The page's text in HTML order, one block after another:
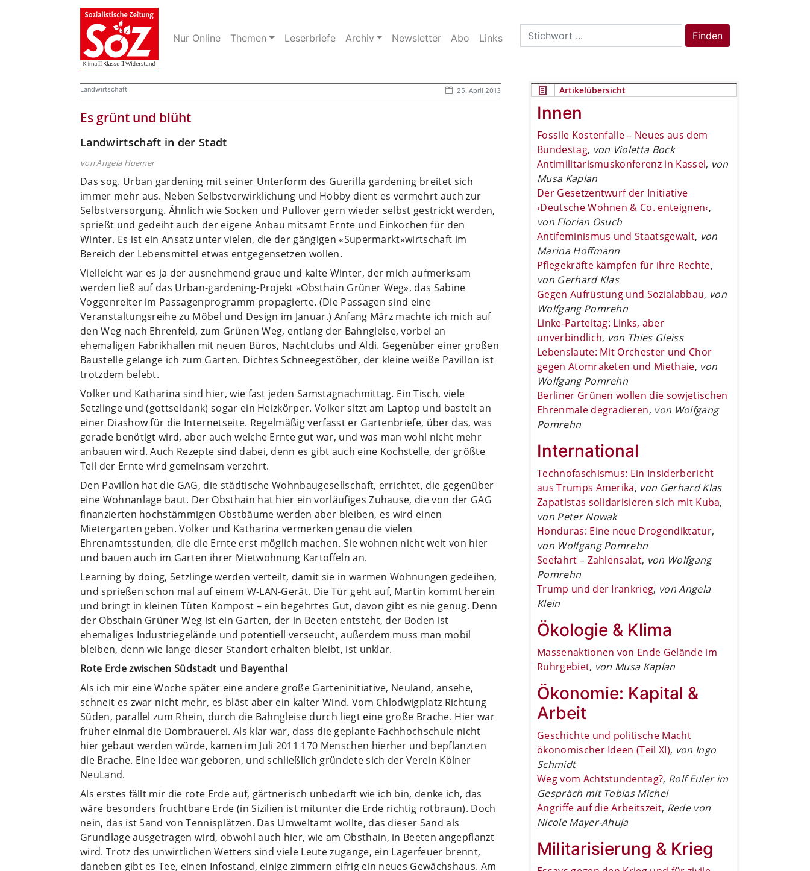
Nur Online Themen Leserbriefe Archiv Newsletter Abo Links
Search
for:
Finden
Landwirtschaft 25. April 2013
Es grünt und blüht
Landwirtschaft in der Stadt
von Angela Huemer
Das sog. Urban gardening mit seiner Unterform des Guerilla gardening breitet sich
immer mehr aus. Neben Selbstverwirklichung und Hobby dient es vermehrt auch zur
Selbstversorgung. Ähnlich wie Socken und Pullover gern wieder selbst gestrickt werden,
sprießt und gedeiht auch der eigene Anbau mitsamt Ernte und Einkochen für den
Winter. Es ist ein Ansatz unter vielen, die der gängigen «Supermarkt»wirtschaft im
Bereich der Lebensmittel etwas entgegensetzen wollen.
Vielleicht war es ja der ausnehmend graue und kalte Winter, der mich aufmerksam
werden ließ auf das Urban-gardening-Projekt «Obsthain Grüner Weg», das Sabine
Voggenreiter im Passagenprogramm propagierte. (Die Passagen sind eine
Veranstaltungsreihe zu Möbel und Design im Januar.) Anfang März machte ich mich auf
den Weg nach Ehrenfeld, zum Grünen Weg, entlang der Bahngleise, vorbei an
ehemaligen Fabrikhallen mit neuen Büros, Nachtclubs und Aldi. Gegenüber einer großen
Baustelle gelange ich zum Garten. Dichtes Schneegestöber, der kleine weiße Pavillon ist
trotzdem belebt.
Volker und Katharina sind hier, wie fast jeden Samstagnachmittag. Ein Tisch, viele
Setzlinge und (gottseidank) sogar ein Heizkörper. Volker sitzt am Laptop und bastelt an
einer Diashow für die Internetseite. Regelmäßig verfasst er Gartenbriefe, über das, was
gerade benötigt wird, aber auch welche Ernte gut war, und was man wohl nicht mehr
anbauen wird. Auch Rezepte sind dabei, denn es gibt auch eine Kochstelle, der größte
Teil der Ernte wird gemeinsam verzehrt.
Den Pavillon hat die GAG, die städtische Wohnbaugesellschaft, errichtet, die gegenüber
eine Wohnanlage baut. Der Obsthain hat hier ein vorläufiges Zuhause, die von der GAG
finanzierten hochstämmigen Obstbäume werden aber bleiben, es wird einen
Mietergarten geben. Volker und Katharina vermerken genau die vielen
Ehrenamtsstunden, die die Ernte erst möglich machen. Sie wohnen nicht weit von hier
und bauen auch im Garten ihrer Mietwohnung Kartoffeln an.
Learning by doing, Setzlinge werden verteilt, damit sie in warmen Wohnungen gedeihen,
und sprießen schon mal auf einem W-LAN-Gerät. Die Tür geht auf, Martin kommt herein
und bringt in kleinen Tüten Kompost – ein begehrtes Gut, davon gibt es nie genug. Denn
der Obsthain Grüner Weg ist ein Garten, der in Beeten entsteht, der Boden ist
ehemaliges Industriegelände und potentiell verseucht, außerdem muss man mobil
bleiben, denn wie lange dieser Standort erhalten bleibt, ist unklar.
Rote Erde zwischen Südstadt und Bayenthal
Als ich mir eine Woche später eine andere große Garteninitiative, Neuland, ansehe,
schneit es zwar nicht mehr, es bläst aber ein kalter Wind. Vom Chlodwigplatz Richtung
Süden, parallel zum Rhein, durch die Bahngleise durch liegt eine große Brache. Hier war
früher einmal die Dombrauerei. Als klar war, dass die geplante Fachhochschule nicht
hier gebaut werden würde, kamen im Juli 2011 170 Menschen hierher und bepflanzten
die Brache. Eine Idee war geboren, und schließlich gründete sich der Verein Kölner
NeuLand.
Als erstes fällt mir die rote Erde auf, gärtnerisch unbedarft wie ich bin, denke ich, das
wäre besonders fruchtbare Erde (in Sizilien ist mitunter die Erde richtig rotbraun). Doch
nein, das ist Sand von Tennisplätzen. Das Umweltamt wollte, das dieser Sand als
Grundlage ausgetragen wird, obwohl auch hier, wie am Obsthain, in Beeten angepflanzt
wird. Trotz des unwirtlichen Wetters sind viele Leute zugange, ein Lagerfeuer brennt,
daneben gibt es Tee, einen Infostand, einige zimmern eifrig ein neues Gewächshaus. Am
Artikelübersicht
Innen
Fossile Kostenfalle – Neues aus dem
Bundestag, von Violetta Bock
Antimilitarismuskonferenz in Kassel, von
Musa Kaplan
Der Gesetzentwurf der Initiative
›Deutsche Wohnen & Co. enteignen‹,
von Florian Osuch
Antifeminismus und Staatsgewalt, von
Marina Hoffmann
Pflegekräfte kämpfen für ihre Rechte,
von Gerhard Klas
Gegen Aufrüstung und Sozialabbau, von
Wolfgang Pomrehn
Linke-Parteitag: Links, aber
unverbindlich, von Thies Gleiss
Lebenslaute: Mit Orchester und Chor
gegen Atomraketen und Miethaie, von
Wolfgang Pomrehn
Berliner Grünen wollen die sowjetischen
Ehrenmale degradieren, von Wolfgang
Pomrehn
International
Technofaschismus: Ein Insiderbericht
aus Trumps Amerika, von Gerhard Klas
Zapatistas solidarisieren sich mit Kuba,
von Peter Nowak
Honduras: Eine neue Drogendiktatur,
von Wolfgang Pomrehn
Seefahrt – Zahlensalat, von Wolfgang
Pomrehn
Trump und der Irankrieg, von Angela
Klein
Ökologie & Klima
Massenaktionen von Ende Gelände im
Ruhrgebiet, von Musa Kaplan
Ökonomie: Kapital &
Arbeit
Geschichte und politische Macht
ökonomischer Ideen (Teil XI), von Ingo
Schmidt
Weg vom Achtstundentag?, Rolf Euler im
Gespräch mit Tobias Michel
Angriffe auf die Arbeitszeit, Rede von
Nicole Mayer-Ahuja
Militarisierung & Krieg